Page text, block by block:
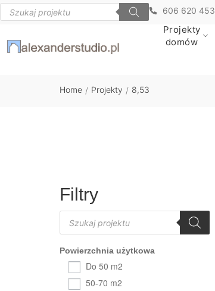
606 620 453
Projekty
domów
Home / Projekty / 8,53
Filtry
Powierzchnia użytkowa
Do 50 m2
50-70 m2